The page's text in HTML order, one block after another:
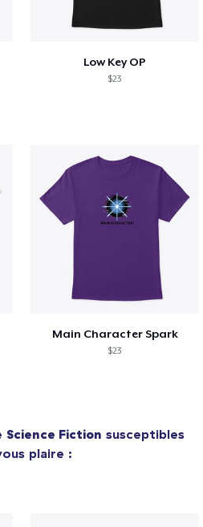
Low Key OP
$23
Main Character Spark
$23
Science Fiction susceptibles
plaire :